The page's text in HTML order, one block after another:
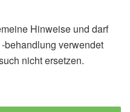
Hinweise und darf
behandlung verwendet
nicht ersetzen.